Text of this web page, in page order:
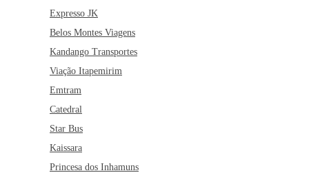
Expresso JK
Belos Montes Viagens
Kandango Transportes
Viação Itapemirim
Emtram
Catedral
Star Bus
Kaissara
Princesa dos Inhamuns